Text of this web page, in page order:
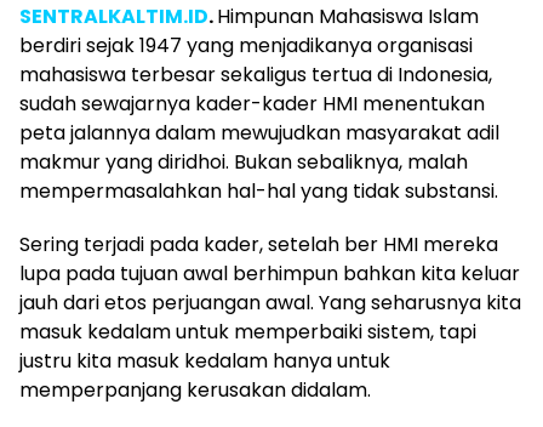
SENTRALKALTIM.ID.Himpunan Mahasiswa Islam
berdiri sejak 1947 yang menjadikanya organisasi
mahasiswa terbesar sekaligus tertua di Indonesia,
sudah sewajarnya kader-kader HMI menentukan
peta jalannya dalam mewujudkan masyarakat adil
makmur yang diridhoi. Bukan sebaliknya, malah
mempermasalahkan hal-hal yang tidak substansi.
Sering terjadi pada kader, setelah ber HMI mereka
lupa pada tujuan awal berhimpun bahkan kita keluar
jauh dari etos perjuangan awal. Yang seharusnya kita
masuk kedalam untuk memperbaiki sistem, tapi
justru kita masuk kedalam hanya untuk
memperpanjang kerusakan didalam.